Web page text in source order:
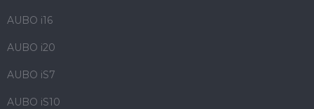
AUBO i16
AUBO i20
AUBO iS7
AUBO iS10